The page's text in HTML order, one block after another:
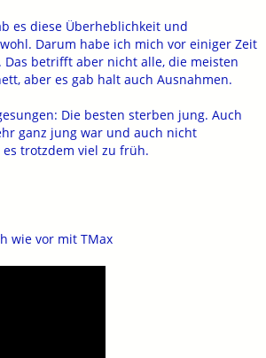
es diese Überheblichkeit und
Darum habe ich mich vor einiger Zeit
Das betrifft aber nicht alle, die meisten
aber es gab halt auch Ausnahmen.
Die besten sterben jung. Auch
ganz jung war und auch nicht
trotzdem viel zu früh.
wie vor mit TMax